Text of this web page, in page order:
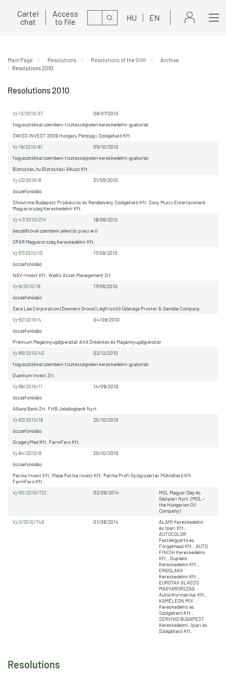
Cartel
chat
Access
to file
Search HU EN
Resolutions
Main Page Resolutions Resolutions of the GVH
Archive
Resolutions 2010
Resolutions 2010
08/07/2010
Vj-13/2010/37
SWISS INVEST 2009 Hungary Pénzügyi Szolgáltató Kft.
fogyasztókkal szembeni tisztességtelen kereskedelmi gyakorlat
05/10/2010
Vj-19/2010/81
Biztosítás.hu Biztosítási Alkusz Kft.
fogyasztókkal szembeni tisztességtelen kereskedelmi gyakorlat
31/05/2010
Vj-23/2010/9
Showtime Budapest Produkciós és Rendezvény Szolgáltató Kft. Sony Music Entertainment
Magyarország Kereskedelmi Kft.
összefonódás
19/06/2012
Vj-47/2010/274
SPAR Magyarország Kereskedelmi Kft.
beszállítóval szembeni jelentős piaci erő
17/09/2010
Vj-57/2010/10
NAV-Invest Kft. Wallis Asset Management Zrt.
összefonódás
17/06/2010
Vj-6/2010/18
Sara Lee Corporation (Downers Grove) Légfrissítő Üzletága Procter & Gamble Company
összefonódás
04/08/2010
Vj-62/2010/4
Prémium Magánnyugdíjpénztár AXA Önkéntes és Magánnyugdíjpénztár
összefonódás
02/12/2010
Vj-65/2010/40
Quantum Invest Zrt.
fogyasztókkal szembeni tisztességtelen kereskedelmi gyakorlat
14/09/2010
Vj-66/2010/11
Allianz Bank Zrt. FHB Jelzálogbank Nyrt.
összefonódás
20/10/2010
Vj-83/2010/16
DrogeryMed Kft. FarmFaro Kft.
összefonódás
20/10/2010
Vj-84/2010/8
Patika Invest Kft. Plaza Patika Invest Kft. Patika Profi Gyógyszertár Működtető Kft.
FarmFaro Kft.
összefonódás
02/06/2014
Vj-50/2010/722
MOL Magyar Olaj-és
Gázipari Nyrt. (MOL –
the Hungarian Oil
Company)
01/08/2014
Vj-2/2010/740
ALAMI Kereskedelmi
és Ipari Kft.,
AUTOCOLOR
Festékgyártó és
Forgalmazó Kft., AUTO
FINISH Kereskedelmi
Kft., Duplakk
Kereskedelmi Kft.,
ERGOLAKK
Kereskedelmi Kft.,
EUROTAX GLASS’S
MAGYARORSZÁG
Autóinformatikai Kft.,
KAMÉLEON MIX
Kereskedelmi és
Szolgáltató Kft.,
SERVIND BUDAPEST
Kereskedelmi, Ipari és
Szolgáltató Kft.